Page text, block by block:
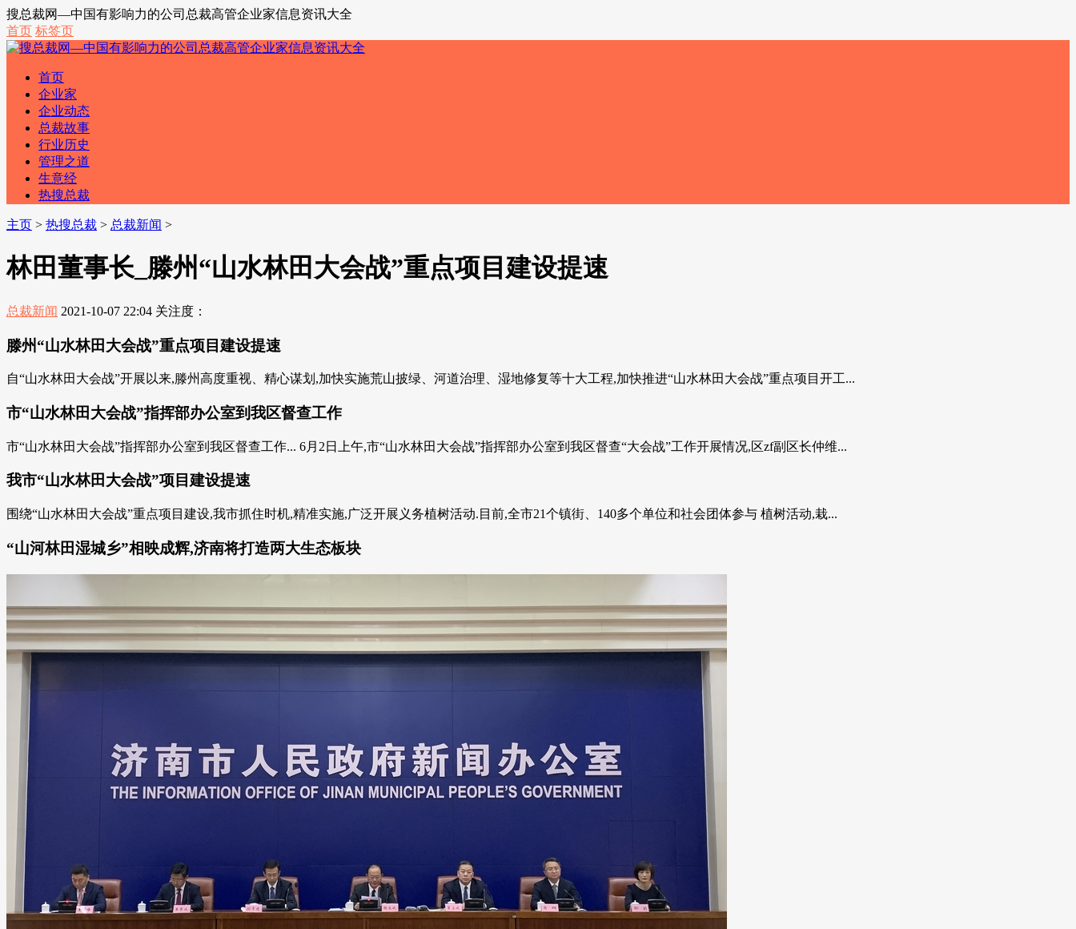
搜总裁网—中国有影响力的公司总裁高管企业家信息资讯大全
首页 标签页
首页
企业家
企业动态
总裁故事
行业历史
管理之道
生意经
热搜总裁
主页 > 热搜总裁 > 总裁新闻 >
林田董事长_滕州“山水林田大会战”重点项目建设提速
总裁新闻 2021-10-07 22:04 关注度：
滕州“山水林田大会战”重点项目建设提速
自“山水林田大会战”开展以来,滕州高度重视、精心谋划,加快实施荒山披绿、河道治理、湿地修复等十大工程,加快推进“山水林田大会战”重点项目开工...
市“山水林田大会战”指挥部办公室到我区督查工作
市“山水林田大会战”指挥部办公室到我区督查工作... 6月2日上午,市“山水林田大会战”指挥部办公室到我区督查“大会战”工作开展情况,区zf副区长仲维...
我市“山水林田大会战”项目建设提速
围绕“山水林田大会战”重点项目建设,我市抓住时机,精准实施,广泛开展义务植树活动.目前,全市21个镇街、140多个单位和社会团体参与 植树活动,栽...
“山河林田湿城乡”相映成辉,济南将打造两大生态板块